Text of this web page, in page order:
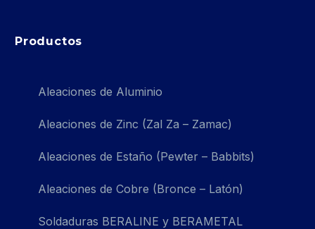
Productos
Aleaciones de Aluminio
Aleaciones de Zinc (Zal Za – Zamac)
Aleaciones de Estaño (Pewter – Babbits)
Aleaciones de Cobre (Bronce – Latón)
Soldaduras BERALINE y BERAMETAL